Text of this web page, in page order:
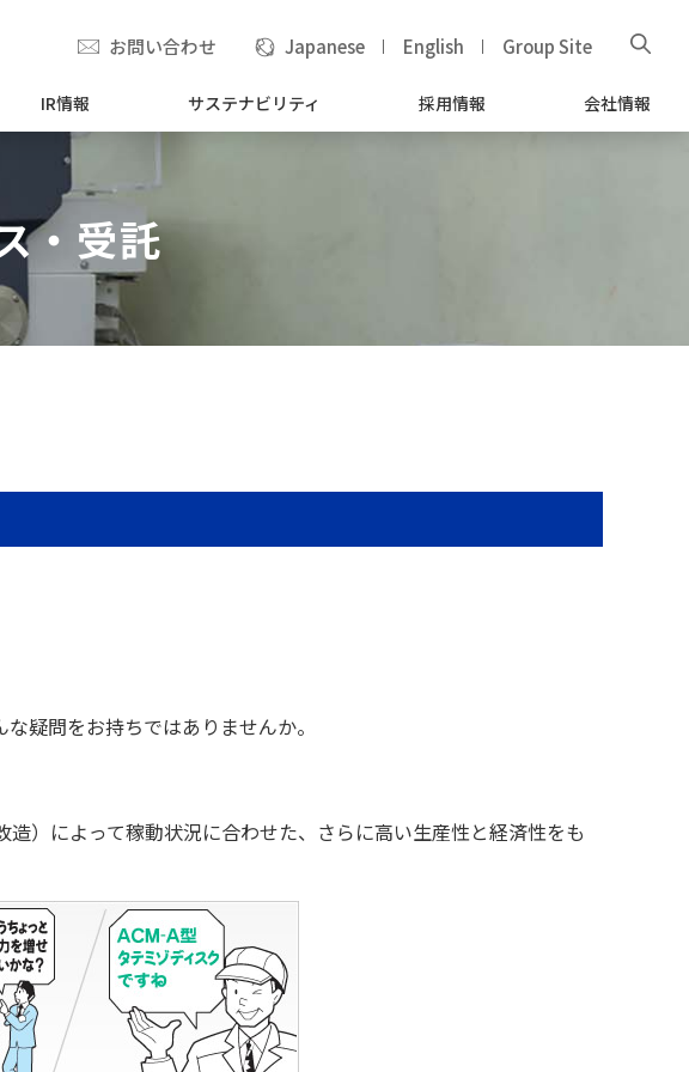
お問い合わせ Japanese English Group Site
IR情報 サステナビリティ 採用情報 会社情報
・受託
疑問をお持ちではありませんか。
）によって稼動状況に合わせた、さらに高い生産性と経済性をも